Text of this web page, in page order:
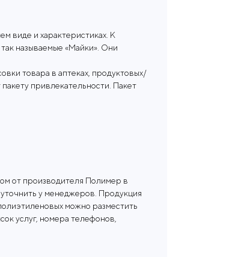
виде и характеристиках. К
называемые «Майки». Они
товара в аптеках, продуктовых/
привлекательности. Пакет
от производителя Полимер в
у менеджеров. Продукция
можно разместить
услуг, номера телефонов,